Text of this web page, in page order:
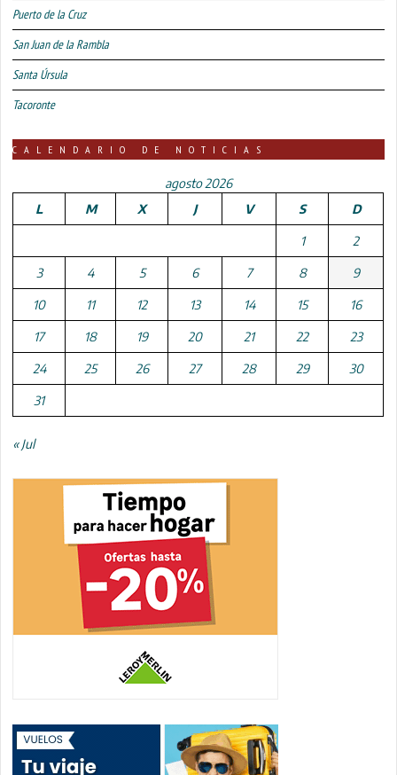
Puerto de la Cruz
San Juan de la Rambla
Santa Úrsula
Tacoronte
CALENDARIO DE NOTICIAS
agosto 2026
L
M X J V S D
1 2
3 4 5 6 7 8 9
10 11 12 13 14 15 16
17 18 19 20 21 22 23
24 25 26 27 28 29 30
31
« Jul